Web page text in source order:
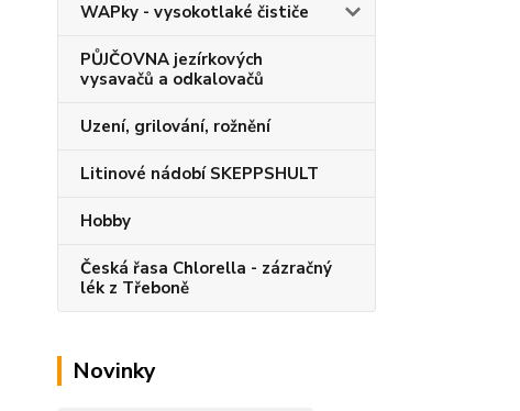
WAPky - vysokotlaké čističe
PŮJČOVNA jezírkových
vysavačů a odkalovačů
Uzení, grilování, rožnění
Litinové nádobí SKEPPSHULT
Hobby
Česká řasa Chlorella - zázračný
lék z Třeboně
Novinky